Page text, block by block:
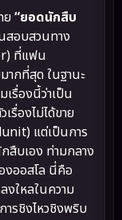
ย“ยอดนักสืบ
สอบสวนทาง
ที่แฟน
กที่สุด ในฐานะ
รื่องนี้ว่าเป็น
องไม่ได้ขาย
แต่เป็นการ
สืบเอง ท่ามกลาง
งออสโล นี่คือ
งใหลในความ
ารชิงไหวชิงพริบ